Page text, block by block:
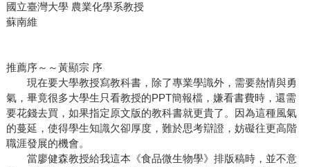
國立臺灣大學 農業化學系教授
蘇南維
推薦序～～黃顯宗 序
現在要大學教授寫教科書，除了專業學識外，需要熱情與勇
氣，畢竟很多大學生只看教授的PPT簡報檔，嫌看書費時，還需
要花錢去買，如果指定原文版的教科書就更貴了。因為這種風氣
的蔓延，使得學生知識欠卻厚度，難於思考辯證，妨礙往更高階
職涯發展的機會。
當廖健森教授給我這本《食品微生物學》排版稿時，並不意